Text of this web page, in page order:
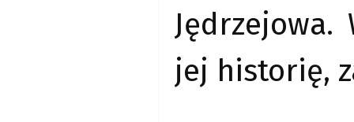
jej historię,